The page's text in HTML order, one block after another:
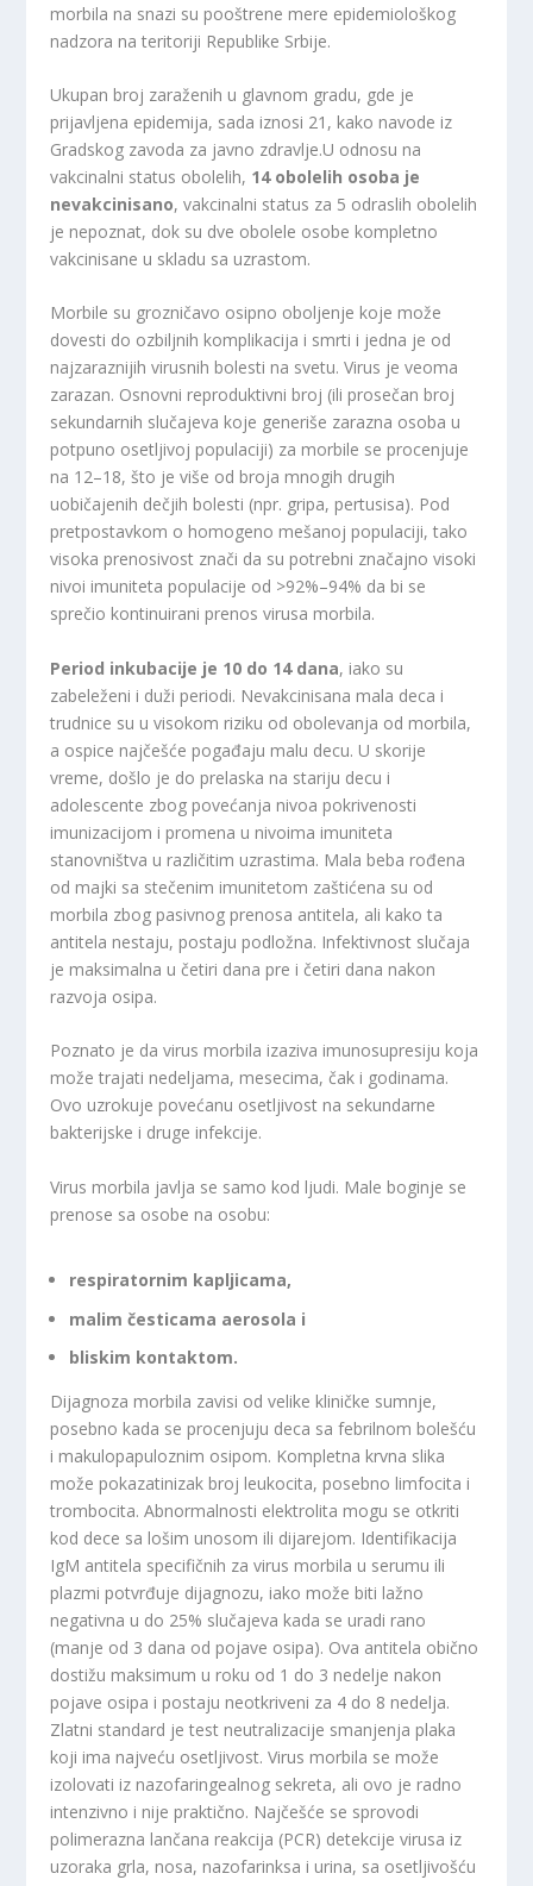
morbila na snazi su pooštrene mere epidemiološkog
nadzora na teritoriji Republike Srbije.
Ukupan broj zaraženih u glavnom gradu, gde je
prijavljena epidemija, sada iznosi 21, kako navode iz
Gradskog zavoda za javno zdravlje.U odnosu na
vakcinalni status obolelih, 14 obolelih osoba je
nevakcinisano, vakcinalni status za 5 odraslih obolelih
je nepoznat, dok su dve obolele osobe kompletno
vakcinisane u skladu sa uzrastom.
Morbile su grozničavo osipno oboljenje koje može
dovesti do ozbiljnih komplikacija i smrti i jedna je od
najzaraznijih virusnih bolesti na svetu. Virus je veoma
zarazan. Osnovni reproduktivni broj (ili prosečan broj
sekundarnih slučajeva koje generiše zarazna osoba u
potpuno osetljivoj populaciji) za morbile se procenjuje
na 12–18, što je više od broja mnogih drugih
uobičajenih dečjih bolesti (npr. gripa, pertusisa). Pod
pretpostavkom o homogeno mešanoj populaciji, tako
visoka prenosivost znači da su potrebni značajno visoki
nivoi imuniteta populacije od >92%–94% da bi se
sprečio kontinuirani prenos virusa morbila.
Period inkubacije je 10 do 14 dana, iako su
zabeleženi i duži periodi. Nevakcinisana mala deca i
trudnice su u visokom riziku od obolevanja od morbila,
a ospice najčešće pogađaju malu decu. U skorije
vreme, došlo je do prelaska na stariju decu i
adolescente zbog povećanja nivoa pokrivenosti
imunizacijom i promena u nivoima imuniteta
stanovništva u različitim uzrastima. Mala beba rođena
od majki sa stečenim imunitetom zaštićena su od
morbila zbog pasivnog prenosa antitela, ali kako ta
antitela nestaju, postaju podložna. Infektivnost slučaja
je maksimalna u četiri dana pre i četiri dana nakon
razvoja osipa.
Poznato je da virus morbila izaziva imunosupresiju koja
može trajati nedeljama, mesecima, čak i godinama.
Ovo uzrokuje povećanu osetljivost na sekundarne
bakterijske i druge infekcije.
Virus morbila javlja se samo kod ljudi. Male boginje se
prenose sa osobe na osobu:
respiratornim kapljicama,
malim česticama aerosola i
bliskim kontaktom.
Dijagnoza morbila zavisi od velike kliničke sumnje,
posebno kada se procenjuju deca sa febrilnom bolešću
i makulopapuloznim osipom. Kompletna krvna slika
može pokazatinizak broj leukocita, posebno limfocita i
trombocita. Abnormalnosti elektrolita mogu se otkriti
kod dece sa lošim unosom ili dijarejom. Identifikacija
IgM antitela specifičnih za virus morbila u serumu ili
plazmi potvrđuje dijagnozu, iako može biti lažno
negativna u do 25% slučajeva kada se uradi rano
(manje od 3 dana od pojave osipa). Ova antitela obično
dostižu maksimum u roku od 1 do 3 nedelje nakon
pojave osipa i postaju neotkriveni za 4 do 8 nedelja.
Zlatni standard je test neutralizacije smanjenja plaka
koji ima najveću osetljivost. Virus morbila se može
izolovati iz nazofaringealnog sekreta, ali ovo je radno
intenzivno i nije praktično. Najčešće se sprovodi
polimerazna lančana reakcija (PCR) detekcije virusa iz
uzoraka grla, nosa, nazofarinksa i urina, sa osetljivošću